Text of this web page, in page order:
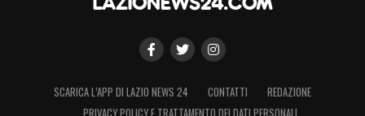
SCARICA L’APP DI LAZIO NEWS 24 CONTATTI
REDAZIONE
PRIVACY POLICY E TRATTAMENTO DEI DATI PERSONALI